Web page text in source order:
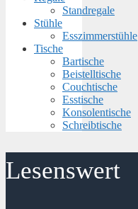
Standregale
Stühle
Esszimmerstühle
Tische
Bartische
Beistelltische
Couchtische
Esstische
Konsolentische
Schreibtische
Lesenswert